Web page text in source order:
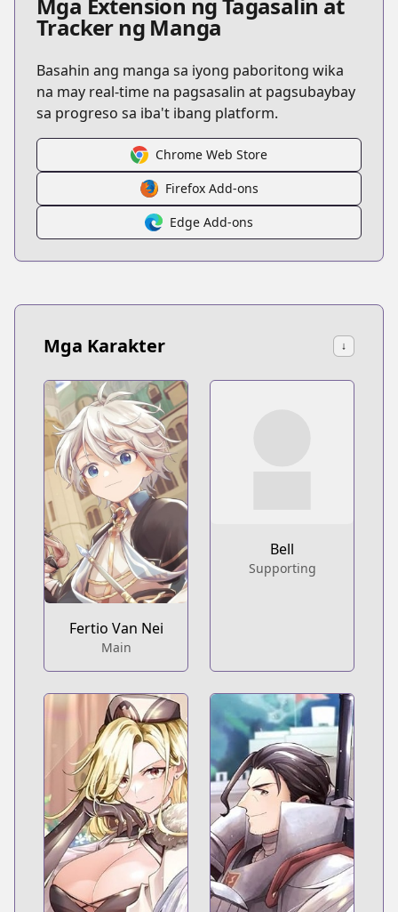
Tracker ng Manga
Basahin ang manga sa iyong paboritong wika
na may real-time na pagsasalin at pagsubaybay
sa progreso sa iba't ibang platform.
Chrome Web Store
Firefox Add-ons
Edge Add-ons
Mga Karakter ↓
Fertio Van Nei
Main
Bell
Supporting